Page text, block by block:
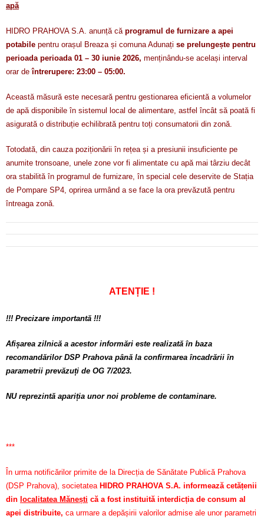
apă
HIDRO PRAHOVA S.A. anunță că programul de furnizare a apei
potabile pentru orașul Breaza și comuna Adunați se prelungește pentru
perioada perioada 01 – 30 iunie 2026, menținându-se același interval
orar deîntrerupere: 23:00 – 05:00.
Această măsură este necesară pentru gestionarea eficientă a volumelor
de apă disponibile în sistemul local de alimentare, astfel încât să poată fi
asigurată o distribuție echilibrată pentru toți consumatorii din zonă.
Totodată, din cauza poziționării în rețea și a presiunii insuficiente pe
anumite tronsoane, unele zone vor fi alimentate cu apă mai târziu decât
ora stabilită în programul de furnizare, în special cele deservite de Stația
de Pompare SP4, oprirea urmând a se face la ora prevăzută pentru
întreaga zonă.
ATENȚIE !
!!! Precizare importantă !!!
Afișarea zilnică a acestor informări este realizată în baza
recomandărilor DSP Prahova până la confirmarea încadrării în
parametrii prevăzuți de OG 7/2023.
NU reprezintă apariția unor noi probleme de contaminare.
***
În urma notificărilor primite de la Direcția de Sănătate Publică Prahova
(DSP Prahova), societatea HIDRO PRAHOVA S.A. informează cetățenii
din localitatea Mănești că a fost instituită interdicția de consum al
apei distribuite, ca urmare a depășirii valorilor admise ale unor parametri